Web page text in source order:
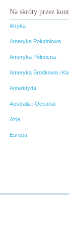
Na skróty przez
Afryka
Ameryka Południowa
Ameryka Północna
Ameryka Środkowa i
Antarktyda
Australia i Oceania
Azja
Europa